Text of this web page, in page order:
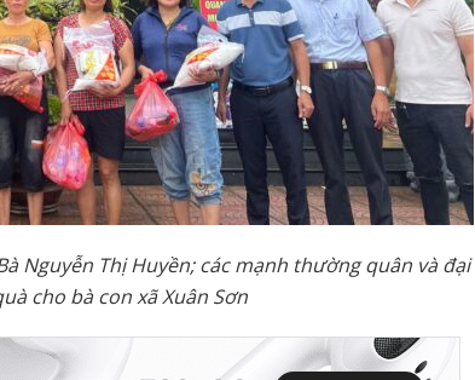
Nguyễn Thị Huyền; các mạnh thường quân và đại
cho bà con xã Xuân Sơn